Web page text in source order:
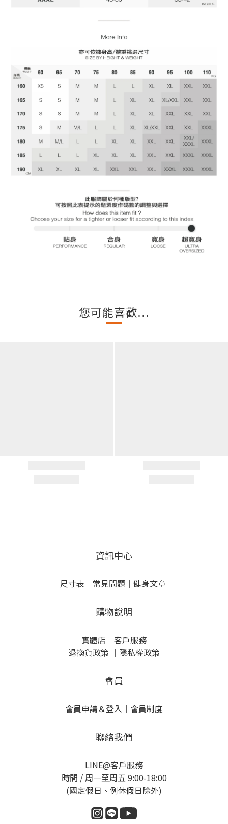
您可能喜歡...
資訊中心
尺寸表 ｜ 常見問題 ｜ 健身文章
購物說明
實體店 ｜ 客戶服務
退換貨政策 ｜ 隱私權政策
會員
會員申請＆登入 ｜ 會員制度
聯絡我們
LINE@客戶服務
時間 / 周一至周五 9:00-18:00
(國定假日、例休假日除外)